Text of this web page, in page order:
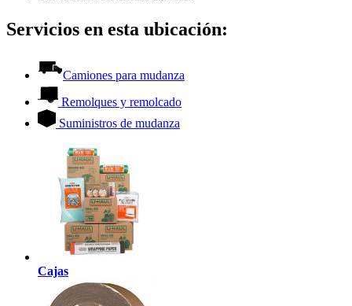
Servicios en esta ubicación:
Camiones para mudanza
Remolques y remolcado
Suministros de mudanza
Cajas